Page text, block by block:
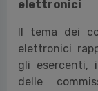
elettronici
Il tema dei
elettronici
gli esercenti,
delle